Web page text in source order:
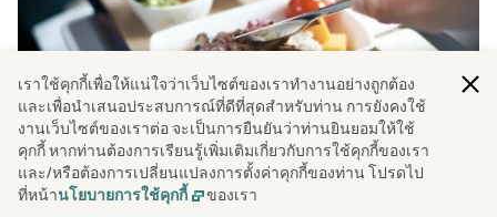
อาหารบนเครื่องบิน
ดูเพิ่มเติม
เราใช้คุกกี้เพื่อให้แน่ใจว่าเว็บไซต์ของเราทํางานอย่างถูกต้อง
และเพื่อนําเสนอประสบการณ์ที่ดีที่สุดสําหรับท่าน การยังคงใช้
งานเว็บไซต์ของเราต่อ จะเป็นการยืนยันว่าท่านยินยอมให้ใช้
คุกกี้ หากท่านต้องการเรียนรู้เพิ่มเติมเกี่ยวกับการใช้คุกกี้ของเรา
และ/หรือต้องการเปลี่ยนแปลงการตั้งค่าคุกกี้ของท่าน โปรดไป
ที่หน้านโยบายการใช้คุกกี้ ของเรา